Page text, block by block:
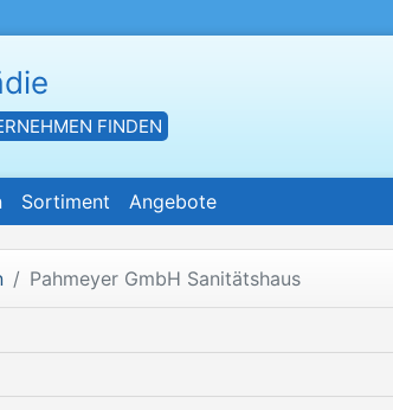
FINDEN
Sortiment Angebote
Pahmeyer GmbH Sanitätshaus